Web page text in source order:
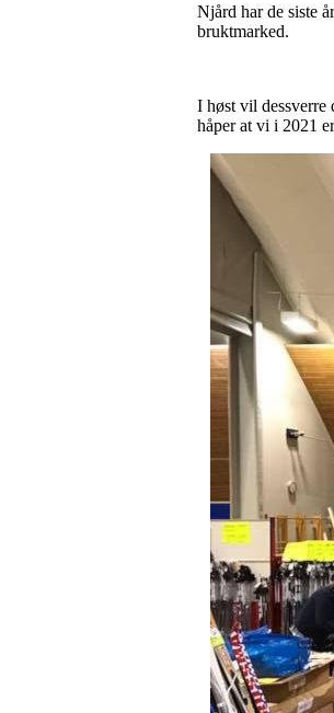
Njård har de siste
bruktmarked.
I høst vil dessverre
håper at vi i 2021